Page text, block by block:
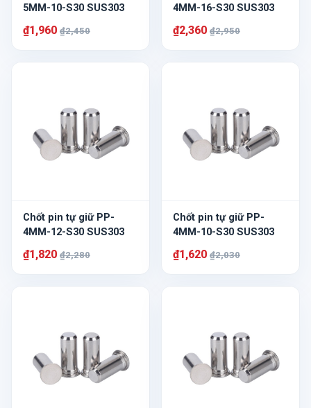
5MM-10-S30 SUS303
₫1,960 ₫2,450
4MM-16-S30 SUS303
₫2,360 ₫2,950
Chốt pin tự giữ PP-
4MM-12-S30 SUS303
₫1,820 ₫2,280
Chốt pin tự giữ PP-
4MM-10-S30 SUS303
₫1,620 ₫2,030